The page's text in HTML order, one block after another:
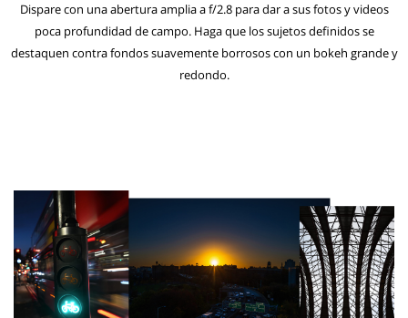
Dispare con una abertura amplia a f/2.8 para dar a sus fotos y videos
poca profundidad de campo. Haga que los sujetos definidos se
destaquen contra fondos suavemente borrosos con un bokeh grande y
redondo.